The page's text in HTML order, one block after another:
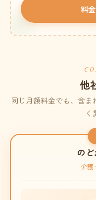
料
他
同じ月額料金でも、含
く
の
介護